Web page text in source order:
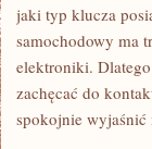
jaki typ klucza
samochodowy ma
elektroniki. Dlatego
zachęcać do
spokojnie